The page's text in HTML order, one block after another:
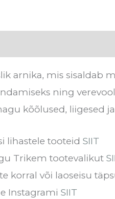
arnika, mis sisaldab
ning
kõõlused, liigesed
lihastele tooteid SIIT
Trikem tootevalikut
korral või laoseisu
Instagrami SIIT